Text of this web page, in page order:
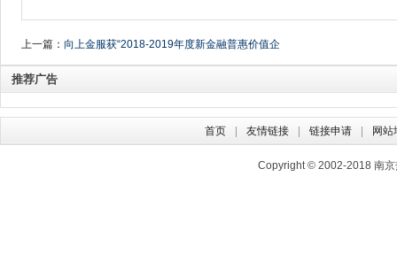
上一篇： 向上金服获“2018-2019年度新金融普惠价值企
业”荣誉称号
推荐广告
首页 友情链接 链接申请 网站
Copyright © 2002-2018 南